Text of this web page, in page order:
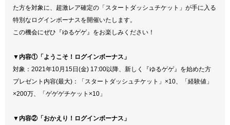
た方を対象に、超激レア確定の「スタートダッシュチケット」が手に入る
特別なログインボーナスを開催いたします。
この機会にぜひ『ゆるゲゲ』をお楽しみください！
▼内容①「ようこそ！ログインボーナス」
対象：2021年10月15日(金) 17:00以降、新しく『ゆるゲゲ』を始めた方
プレゼント内容(最大)：「スタートダッシュチケット」×10、「経験値」
×200万、「ゲゲゲチケット×10」
▼内容②「おかえり！ログインボーナス」